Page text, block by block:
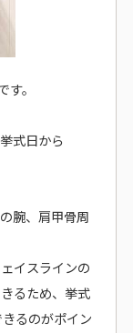
。
式日から
腕、肩甲骨周
イスラインの
るため、 挙式
るのがポイン